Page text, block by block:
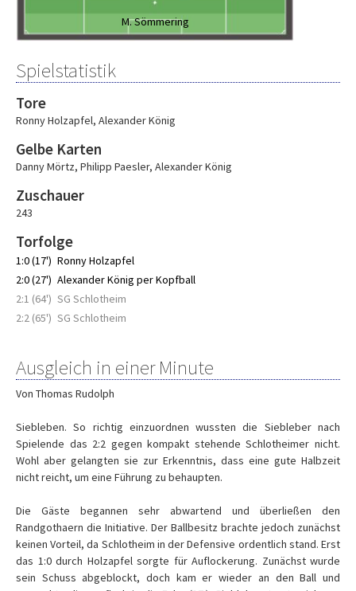
M. Sömmering
Spielstatistik
Tore
Ronny Holzapfel, Alexander König
Gelbe Karten
Danny Mörtz, Philipp Paesler, Alexander König
Zuschauer
243
Torfolge
1:0 (17') Ronny Holzapfel
2:0 (27') Alexander König per Kopfball
2:1 (64') SG Schlotheim
2:2 (65') SG Schlotheim
Ausgleich in einer Minute
Von Thomas Rudolph
Siebleben. So richtig einzuordnen wussten die Siebleber nach
Spielende das 2:2 gegen kompakt stehende Schlotheimer nicht.
Wohl aber gelangten sie zur Erkenntnis, dass eine gute Halbzeit
nicht reicht, um eine Führung zu behaupten.
Die Gäste begannen sehr abwartend und überließen den
Randgothaern die Initiative. Der Ballbesitz brachte jedoch zunächst
keinen Vorteil, da Schlotheim in der Defensive ordentlich stand. Erst
das 1:0 durch Holzapfel sorgte für Auflockerung. Zunächst wurde
sein Schuss abgeblockt, doch kam er wieder an den Ball und